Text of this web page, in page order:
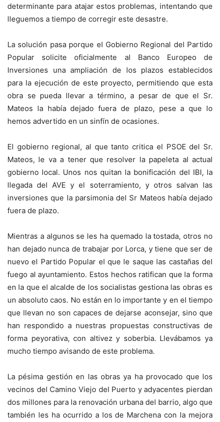
determinante para atajar estos problemas, intentando que
lleguemos a tiempo de corregir este desastre.
La solución pasa porque el Gobierno Regional del Partido
Popular solicite oficialmente al Banco Europeo de
Inversiones una ampliación de los plazos establecidos
para la ejecución de este proyecto, permitiendo que esta
obra se pueda llevar a término, a pesar de que el Sr.
Mateos la había dejado fuera de plazo, pese a que lo
hemos advertido en un sinfín de ocasiones.
El gobierno regional, al que tanto critica el PSOE del Sr.
Mateos, le va a tener que resolver la papeleta al actual
gobierno local. Unos nos quitan la bonificación del IBI, la
llegada del AVE y el soterramiento, y otros salvan las
inversiones que la parsimonia del Sr Mateos había dejado
fuera de plazo.
Mientras a algunos se les ha quemado la tostada, otros no
han dejado nunca de trabajar por Lorca, y tiene que ser de
nuevo el Partido Popular el que le saque las castañas del
fuego al ayuntamiento. Estos hechos ratifican que la forma
en la que el alcalde de los socialistas gestiona las obras es
un absoluto caos. No están en lo importante y en el tiempo
que llevan no son capaces de dejarse aconsejar, sino que
han respondido a nuestras propuestas constructivas de
forma peyorativa, con altivez y soberbia. Llevábamos ya
mucho tiempo avisando de este problema.
La pésima gestión en las obras ya ha provocado que los
vecinos del Camino Viejo del Puerto y adyacentes pierdan
dos millones para la renovación urbana del barrio, algo que
también les ha ocurrido a los de Marchena con la mejora